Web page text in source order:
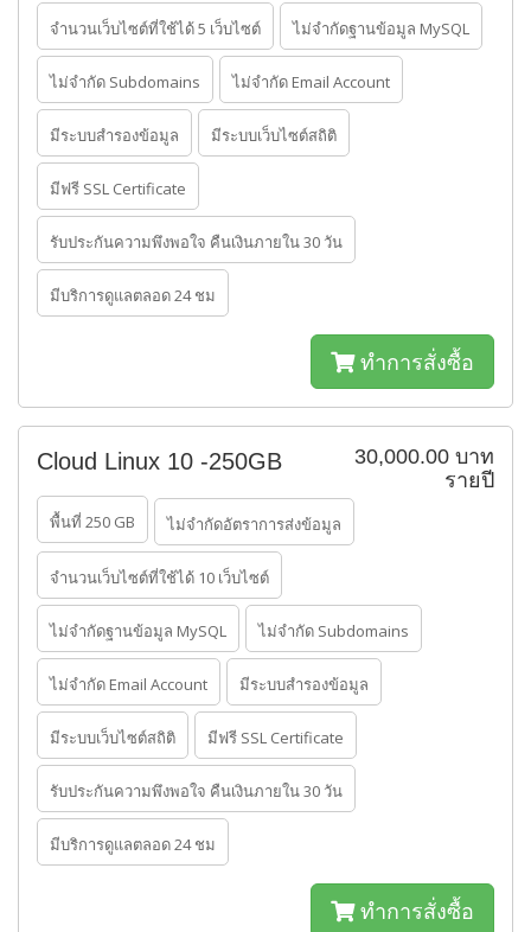
จำนวนเว็บไซต์ที่ใช้ได้ 5 เว็บไซต์ ไม่จำกัดฐานข้อมูล MySQL
ไม่จำกัด Subdomains ไม่จำกัด Email Account
มีระบบสำรองข้อมูล มีระบบเว็บไซต์สถิติ
มีฟรี SSL Certificate
รับประกันความพึงพอใจ คืนเงินภายใน 30 วัน
มีบริการดูแลตลอด 24 ชม
ทำการสั่งซื้อ
30,000.00 บาท
รายปี
Cloud Linux 10 -250GB
พื้นที่ 250 GB ไม่จำกัดอัตราการส่งข้อมูล
จำนวนเว็บไซต์ที่ใช้ได้ 10 เว็บไซต์
ไม่จำกัดฐานข้อมูล MySQL ไม่จำกัด Subdomains
ไม่จำกัด Email Account มีระบบสำรองข้อมูล
มีระบบเว็บไซต์สถิติ มีฟรี SSL Certificate
รับประกันความพึงพอใจ คืนเงินภายใน 30 วัน
มีบริการดูแลตลอด 24 ชม
ทำการสั่งซื้อ